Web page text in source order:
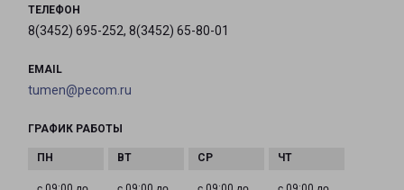
ТЕЛЕФОН
8(3452) 695-252, 8(3452) 65-80-01
EMAIL
tumen@pecom.ru
ГРАФИК РАБОТЫ